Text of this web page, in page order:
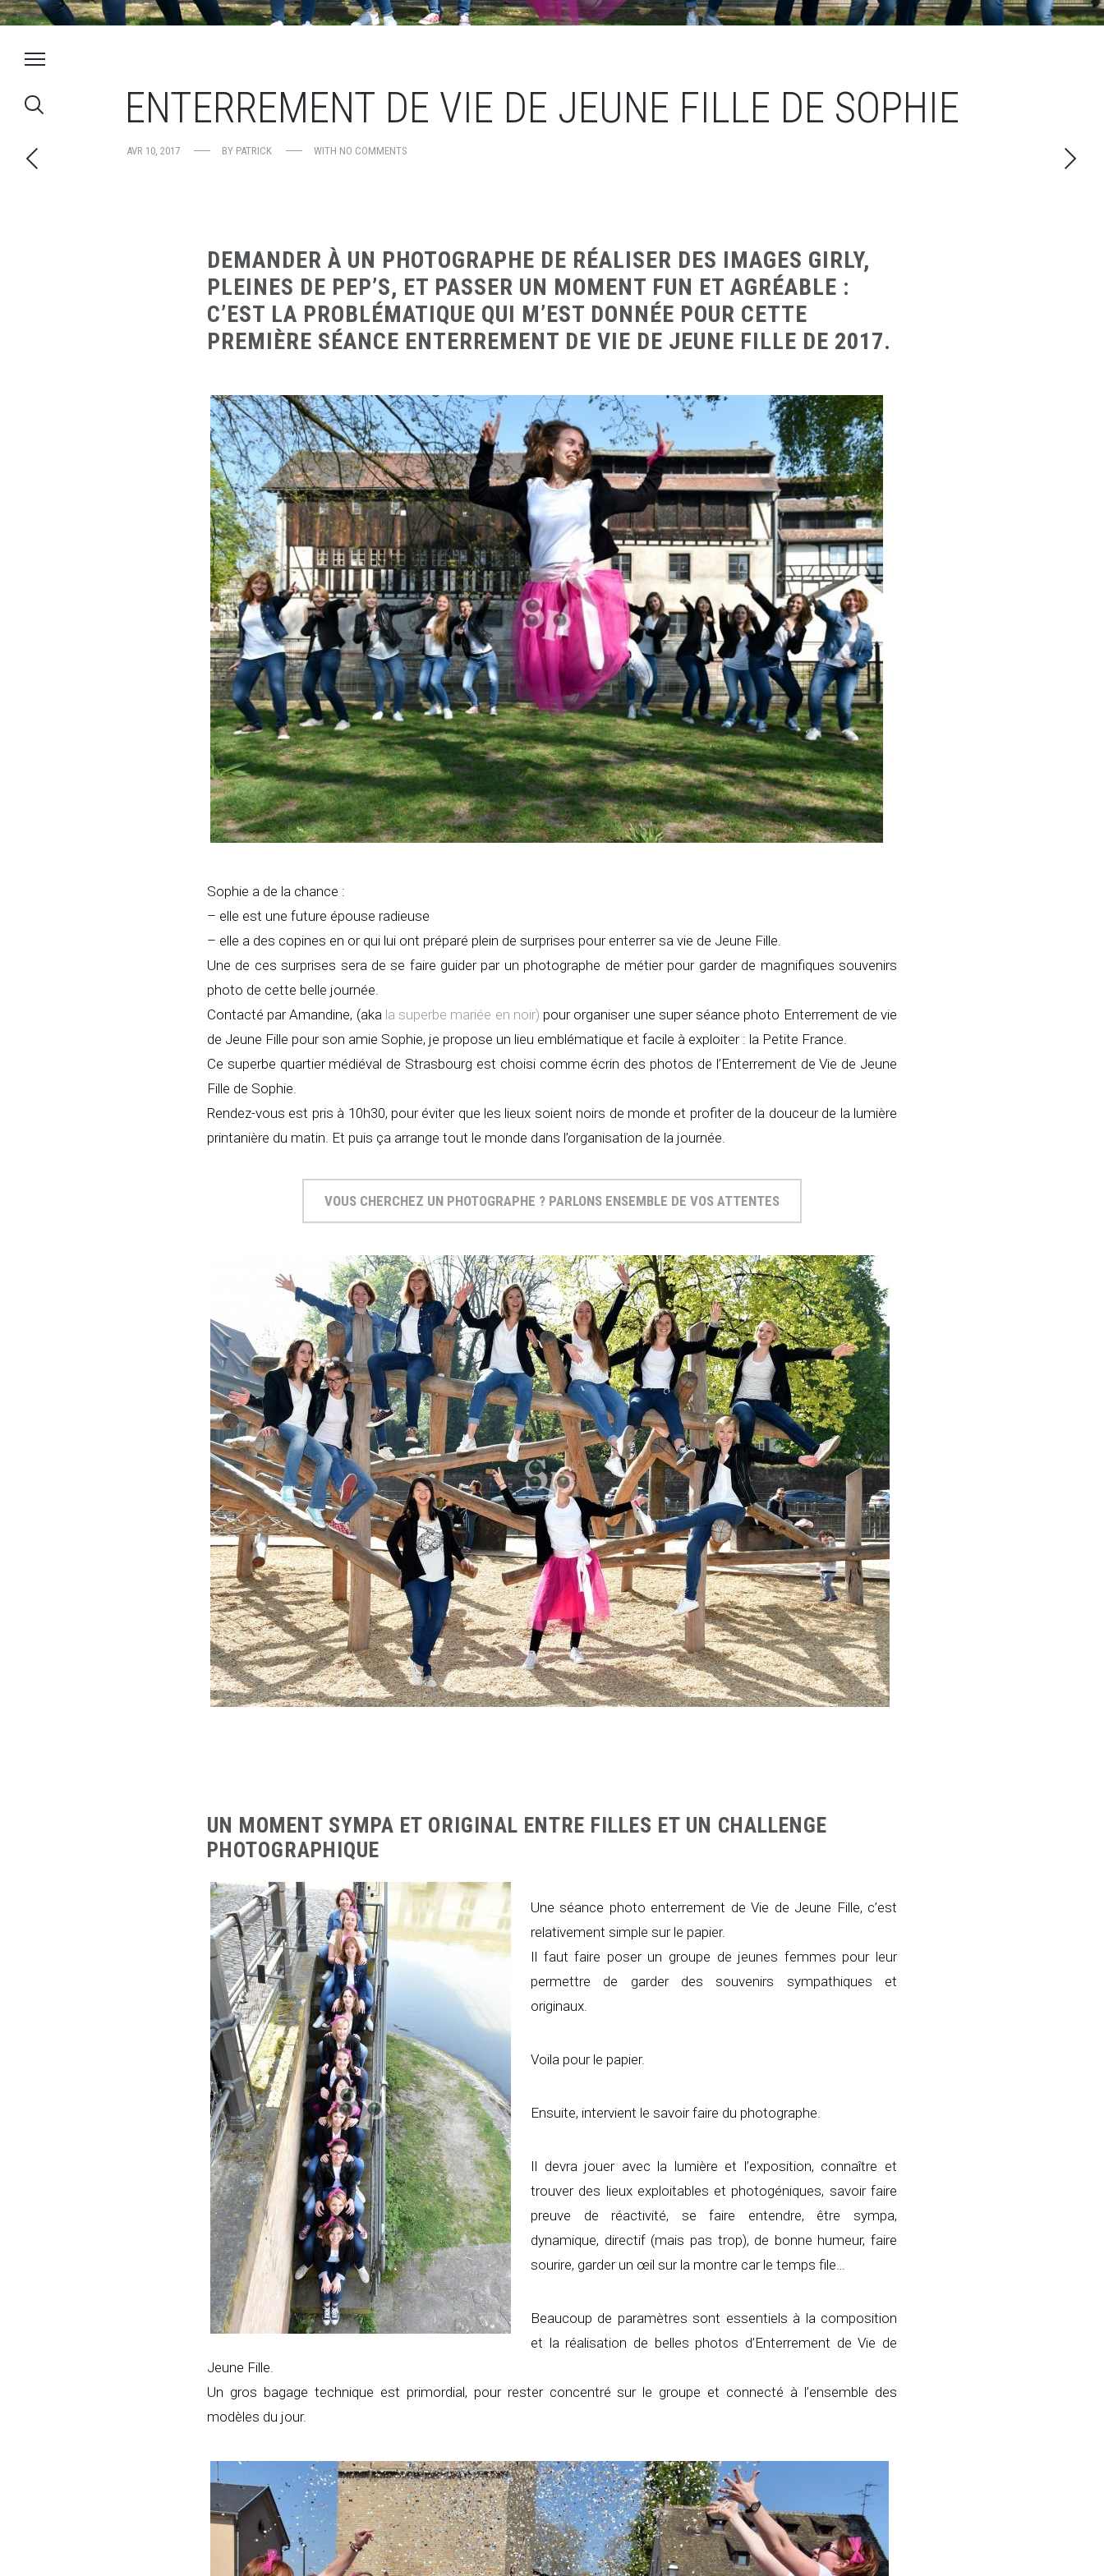
ENTERREMENT DE VIE DE JEUNE FILLE DE SOPHIE
AVR 10, 2017 BY PATRICK WITH NO COMMENTS
DEMANDER À UN PHOTOGRAPHE DE RÉALISER DES IMAGES GIRLY,
PLEINES DE PEP’S, ET PASSER UN MOMENT FUN ET AGRÉABLE :
C’EST LA PROBLÉMATIQUE QUI M’EST DONNÉE POUR CETTE
PREMIÈRE SÉANCE ENTERREMENT DE VIE DE JEUNE FILLE DE 2017.
Sophie a de la chance :
– elle est une future épouse radieuse
– elle a des copines en or qui lui ont préparé plein de surprises pour enterrer sa vie de Jeune Fille.
Une de ces surprises sera de se faire guider par un photographe de métier pour garder de magnifiques souvenirs
photo de cette belle journée.
Contacté par Amandine, (aka la superbe mariée en noir) pour organiser une super séance photo Enterrement de vie
de Jeune Fille pour son amie Sophie, je propose un lieu emblématique et facile à exploiter : la Petite France.
Ce superbe quartier médiéval de Strasbourg est choisi comme écrin des photos de l’Enterrement de Vie de Jeune
Fille de Sophie.
Rendez-vous est pris à 10h30, pour éviter que les lieux soient noirs de monde et profiter de la douceur de la lumière
printanière du matin. Et puis ça arrange tout le monde dans l’organisation de la journée.
VOUS CHERCHEZ UN PHOTOGRAPHE ? PARLONS ENSEMBLE DE VOS ATTENTES
UN MOMENT SYMPA ET ORIGINAL ENTRE FILLES ET UN CHALLENGE
PHOTOGRAPHIQUE
Une séance photo enterrement de Vie de Jeune Fille, c’est
relativement simple sur le papier.
Il faut faire poser un groupe de jeunes femmes pour leur
permettre de garder des souvenirs sympathiques et
originaux.
Voila pour le papier.
Ensuite, intervient le savoir faire du photographe.
Il devra jouer avec la lumière et l’exposition, connaître et
trouver des lieux exploitables et photogéniques, savoir faire
preuve de réactivité, se faire entendre, être sympa,
dynamique, directif (mais pas trop), de bonne humeur, faire
sourire, garder un œil sur la montre car le temps file…
Beaucoup de paramètres sont essentiels à la composition
et la réalisation de belles photos d’Enterrement de Vie de
Jeune Fille.
Un gros bagage technique est primordial, pour rester concentré sur le groupe et connecté à l’ensemble des
modèles du jour.